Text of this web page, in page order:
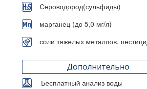
Сероводород(сульфиды)
марганец (до 5,0 мг/л)
соли тяжелых металлов,
Дополнительно
Бесплатный анализ воды